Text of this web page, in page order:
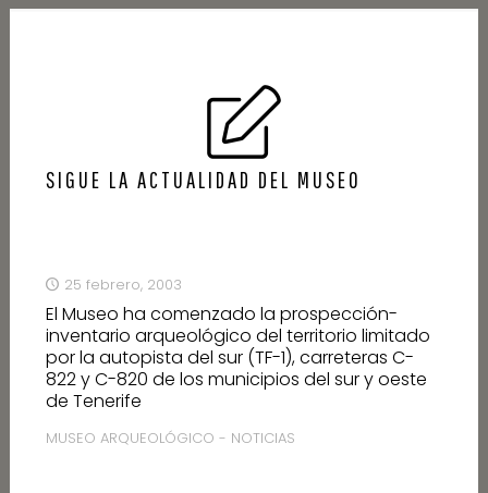
SIGUE LA ACTUALIDAD DEL MUSEO
25 febrero, 2003
El Museo ha comenzado la prospección-
inventario arqueológico del territorio limitado
por la autopista del sur (TF-1), carreteras C-
822 y C-820 de los municipios del sur y oeste
de Tenerife
MUSEO ARQUEOLÓGICO - NOTICIAS